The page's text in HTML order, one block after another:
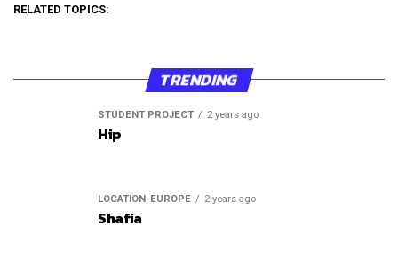
RELATED TOPICS:
TRENDING
STUDENT PROJECT 2 years ago
Hip
LOCATION-EUROPE 2 years ago
Shafia